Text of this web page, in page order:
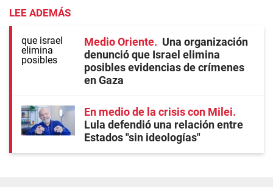
LEE ADEMÁS
Medio Oriente
Una organización
denunció que Israel elimina
posibles evidencias de crímenes
en Gaza
En medio de la crisis con Milei
Lula defendió una relación entre
Estados "sin ideologías"